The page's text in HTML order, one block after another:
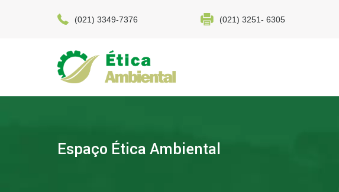
(021) 3349-7376 (021) 3251- 6305
Espaço Ética Ambiental